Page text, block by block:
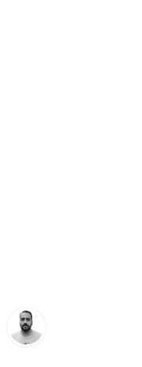
Joaquín Muñoz en un